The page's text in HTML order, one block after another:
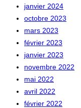
janvier 2024
octobre 2023
mars 2023
février 2023
janvier 2023
novembre 2022
mai 2022
avril 2022
février 2022